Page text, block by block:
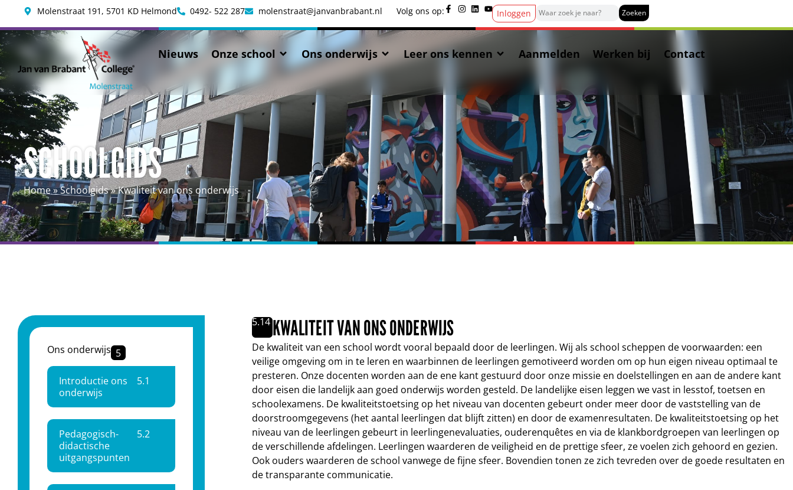
Molenstraat 191, 5701 KD Helmond 0492- 522 287 molenstraat@janvanbrabant.nl Volg ons op: Inloggen
Nieuws Onze school Ons onderwijs Leer ons kennen Aanmelden Werken bij Contact
SCHOOLGIDS
Home»Schoolgids»Kwaliteit van ons onderwijs
Ons onderwijs 5
Introductie ons
onderwijs
5.1
Pedagogisch-
didactische
uitgangspunten
5.2
5.14 KWALITEIT VAN ONS ONDERWIJS
De kwaliteit van een school wordt vooral bepaald door de leerlingen. Wij als school scheppen de voorwaarden: een
veilige omgeving om in te leren en waarbinnen de leerlingen gemotiveerd worden om op hun eigen niveau optimaal te
presteren. Onze docenten worden aan de ene kant gestuurd door onze missie en doelstellingen en aan de andere kant
door eisen die landelijk aan goed onderwijs worden gesteld. De landelijke eisen leggen we vast in lesstof, toetsen en
schoolexamens. De kwaliteitstoetsing op het niveau van docenten gebeurt onder meer door de vaststelling van de
doorstroomgegevens (het aantal leerlingen dat blijft zitten) en door de examenresultaten. De kwaliteitstoetsing op het
niveau van de leerlingen gebeurt in leerlingenevaluaties, ouderenquêtes en via de klankbordgroepen van leerlingen op
de verschillende afdelingen. Leerlingen waarderen de veiligheid en de prettige sfeer, ze voelen zich gehoord en gezien.
Ook ouders waarderen de school vanwege de fijne sfeer. Bovendien tonen ze zich tevreden over de goede resultaten en
de transparante communicatie.